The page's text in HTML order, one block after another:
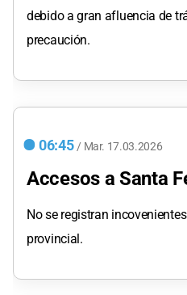
debido a gran afluencia de
precaución.
06:45 / Mar. 17.03.2026
Accesos a Santa
No se registran
provincial.